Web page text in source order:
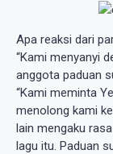
Apa reaksi dari
“Kami menyanyi
anggota paduan
“Kami meminta
menolong kami
lain mengaku
lagu itu. Paduan